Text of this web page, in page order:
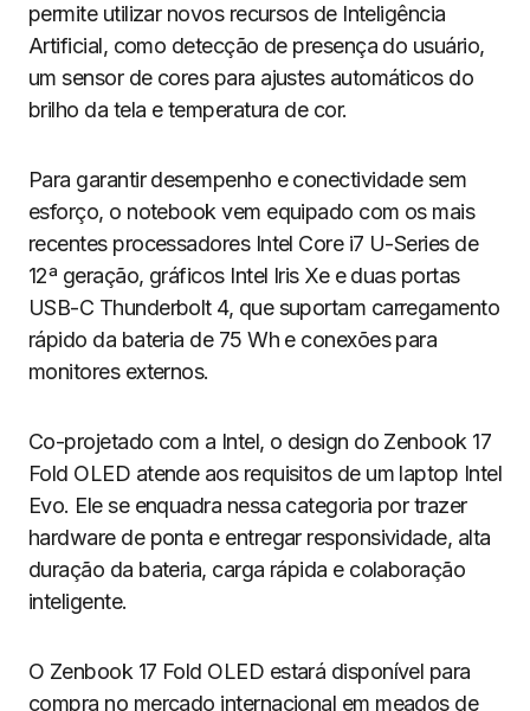
permite utilizar novos recursos de Inteligência
Artificial, como detecção de presença do usuário,
um sensor de cores para ajustes automáticos do
brilho da tela e temperatura de cor.
Para garantir desempenho e conectividade sem
esforço, o notebook vem equipado com os mais
recentes processadores Intel Core i7 U-Series de
12ª geração, gráficos Intel Iris Xe e duas portas
USB-C Thunderbolt 4, que suportam carregamento
rápido da bateria de 75 Wh e conexões para
monitores externos.
Co-projetado com a Intel, o design do Zenbook 17
Fold OLED atende aos requisitos de um laptop Intel
Evo. Ele se enquadra nessa categoria por trazer
hardware de ponta e entregar responsividade, alta
duração da bateria, carga rápida e colaboração
inteligente.
O Zenbook 17 Fold OLED estará disponível para
compra no mercado internacional em meados de